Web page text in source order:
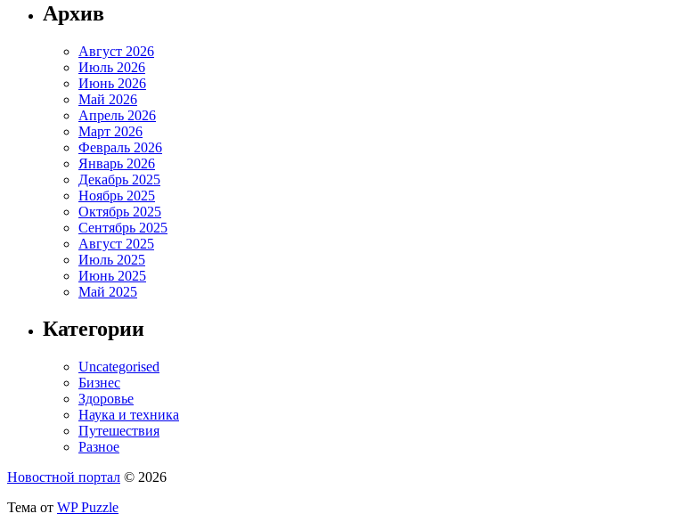
Архив
Август 2026
Июль 2026
Июнь 2026
Май 2026
Апрель 2026
Март 2026
Февраль 2026
Январь 2026
Декабрь 2025
Ноябрь 2025
Октябрь 2025
Сентябрь 2025
Август 2025
Июль 2025
Июнь 2025
Май 2025
Категории
Uncategorised
Бизнес
Здоровье
Наука и техника
Путешествия
Разное
Новостной портал © 2026
Тема от WP Puzzle